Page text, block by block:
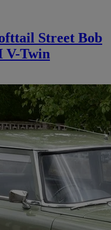
Street Bob
V-Twin